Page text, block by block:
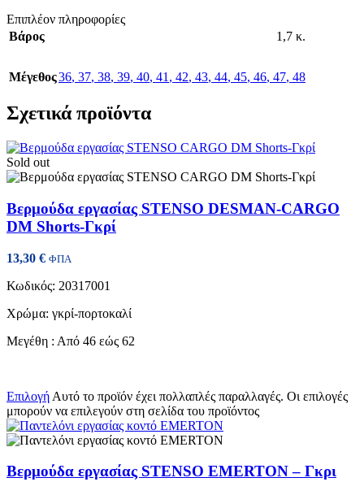
Επιπλέον πληροφορίες
Βάρος
1,7 κ.
Μέγεθος36, 37, 38, 39, 40, 41 , 42, 43, 44, 45, 46, 47, 48
Σχετικά προϊόντα
Sold out
Βερμούδα εργασίας STENSO DESMAN-CARGO
DM Shorts-Γκρί
13,30 € ΦΠΑ
Κωδικός: 20317001
Χρώμα: γκρί-πορτοκαλί
Μεγέθη : Από 46 εώς 62
Επιλογή Αυτό το προϊόν έχει πολλαπλές παραλλαγές. Οι επιλογές
μπορούν να επιλεγούν στη σελίδα του προϊόντος
Βερμούδα εργασίας STENSO EMERTON – Γκρι